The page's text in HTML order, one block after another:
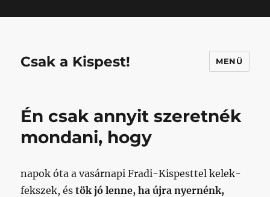
Csak a Kispest! MENÜ
Én csak annyit szeretnék
mondani, hogy
napok óta a vasárnapi Fradi-Kispesttel kelek-
fekszek, éstök jó lenne, ha újra nyernénk,